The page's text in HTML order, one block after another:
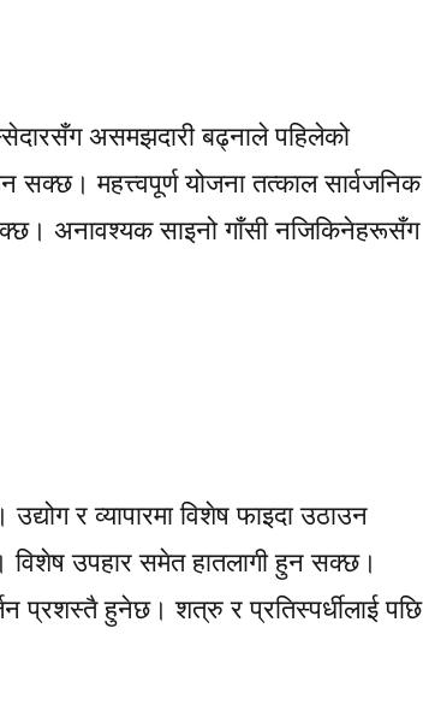
असमझदारी बढ्नाले पहिलेको
महत्त्वपूर्ण योजना तत्काल सार्वजनिक
अनावश्यक साइनो गाँसी नजिकिनेहरूसँग
र व्यापारमा विशेष फाइदा उठाउन
उपहार समेत हातलागी हुन सक्छ।
प्रशस्तै हुनेछ। शत्रु र प्रतिस्पर्धीलाई पछि